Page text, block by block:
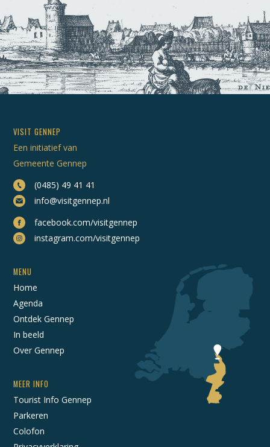
VISIT GENNEP
Een initiatief van
Gemeente Gennep
(0485) 49 41 41
info@visitgennep.nl
facebook.com/visitgennep
instagram.com/visitgennep
MENU
Home
Agenda
Ontdek Gennep
In beeld
Over Gennep
MEER INFO
Tourist Info Gennep
Parkeren
Colofon